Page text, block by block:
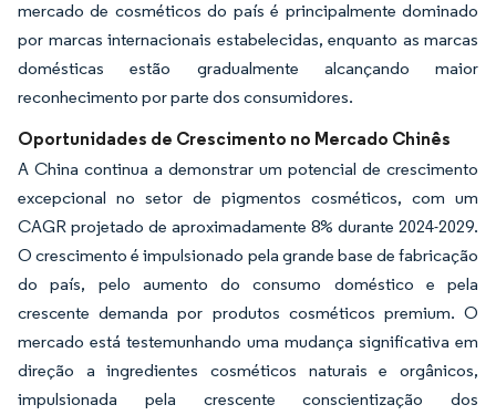
mercado de cosméticos do país é principalmente dominado
por marcas internacionais estabelecidas, enquanto as marcas
domésticas estão gradualmente alcançando maior
reconhecimento por parte dos consumidores.
Oportunidades de Crescimento no Mercado Chinês
A China continua a demonstrar um potencial de crescimento
excepcional no setor de pigmentos cosméticos, com um
CAGR projetado de aproximadamente 8% durante 2024-2029.
O crescimento é impulsionado pela grande base de fabricação
do país, pelo aumento do consumo doméstico e pela
crescente demanda por produtos cosméticos premium. O
mercado está testemunhando uma mudança significativa em
direção a ingredientes cosméticos naturais e orgânicos,
impulsionada pela crescente conscientização dos